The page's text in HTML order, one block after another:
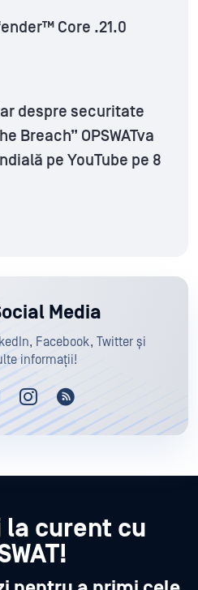
Core .21.0
despre securitate
Breach” OPSWATva
pe YouTube pe 8
Media
Facebook, Twitter și
informații!
la curent cu